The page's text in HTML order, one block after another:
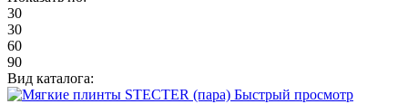
30
30
60
90
Вид каталога:
Быстрый просмотр